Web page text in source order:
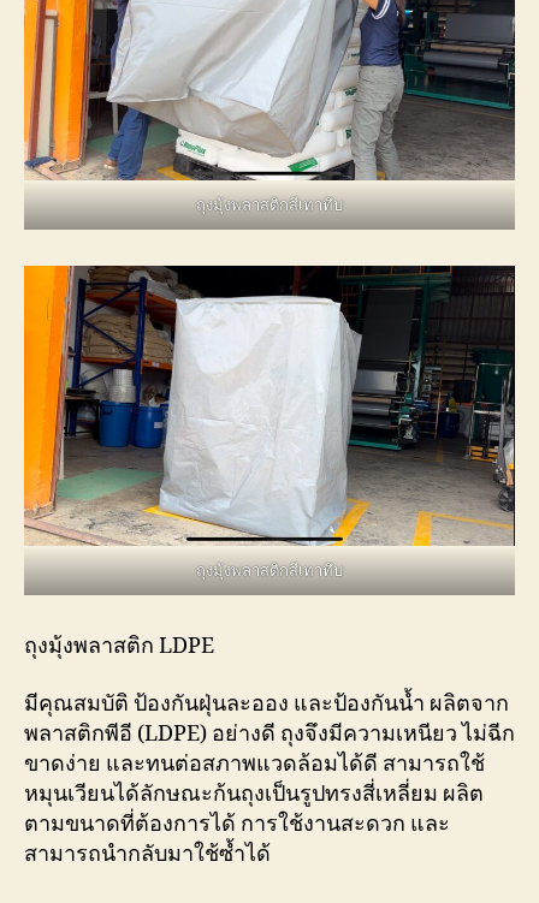
ถุงมุ้งพลาสติกสีเทาทึบ
ถุงมุ้งพลาสติกสีเทาทึบ
ถุงมุ้งพลาสติก LDPE
มีคุณสมบัติ ป้องกันฝุ่นละออง และป้องกันน้ำ ผลิตจาก
พลาสติกพีอี (LDPE) อย่างดี ถุงจึงมีความเหนียว ไม่ฉีก
ขาดง่าย และทนต่อสภาพแวดล้อมได้ดี สามารถใช้
หมุนเวียนได้ลักษณะก้นถุงเป็นรูปทรงสี่เหลี่ยม ผลิต
ตามขนาดที่ต้องการได้ การใช้งานสะดวก และ
สามารถนำกลับมาใช้ซ้ำได้